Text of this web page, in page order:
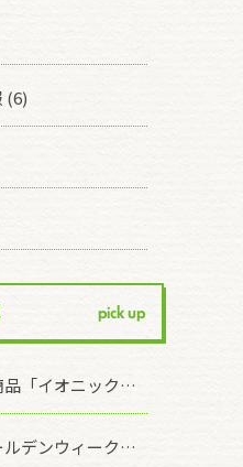
(6)
pick up
【お知らせ】新商品「イオニックリキッド キレイなブドウ果皮」発売のお知らせ
【お知らせ】ゴールデンウィーク休業期間について